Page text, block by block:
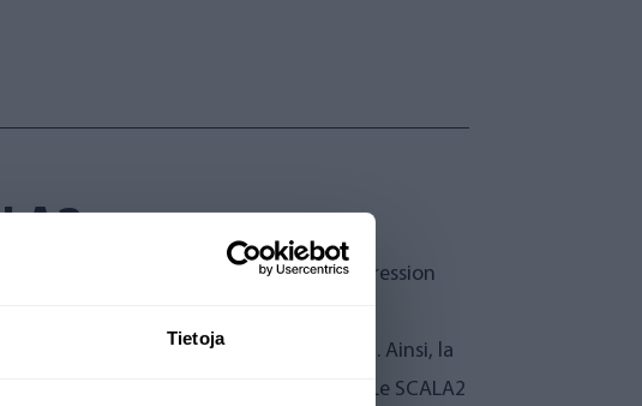
Tietoja
est conçue pour le pompage et la surpression
les serres.
points d'eau sont utilisés simultanément. Ainsi, la
à laver utilise l'eau en même temps. Le SCALA2